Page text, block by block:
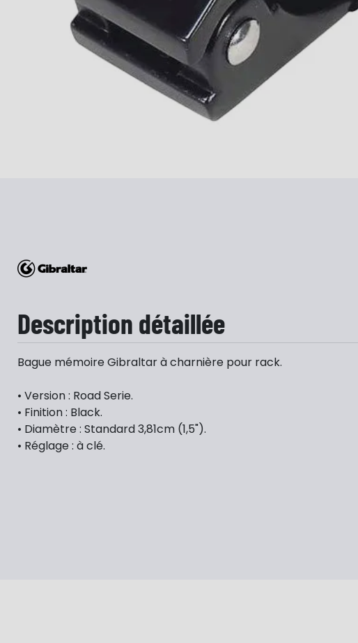
Description détaillée
Bague mémoire Gibraltar à charnière pour rack.
• Version : Road Serie.
• Finition : Black.
• Diamètre : Standard 3,81cm (1,5").
• Réglage : à clé.